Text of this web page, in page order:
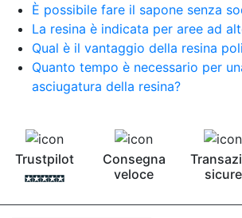
È possibile fare il sapone senza
La resina è indicata per aree ad
Qual è il vantaggio della resina
Quanto tempo è necessario per
asciugatura della resina?
Trustpilot
Consegna
veloce
sicure